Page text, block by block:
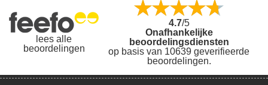
lees alle
beoordelingen
4.7/5
Onafhankelijke
beoordelingsdiensten
op basis van 10639 geverifieerde
beoordelingen.